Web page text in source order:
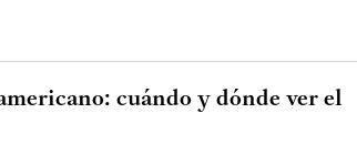
cuándo y dónde ver el